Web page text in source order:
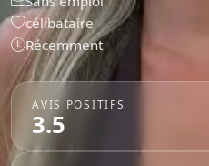
célibataire
Récemment
AVIS POSITIFS
3.5